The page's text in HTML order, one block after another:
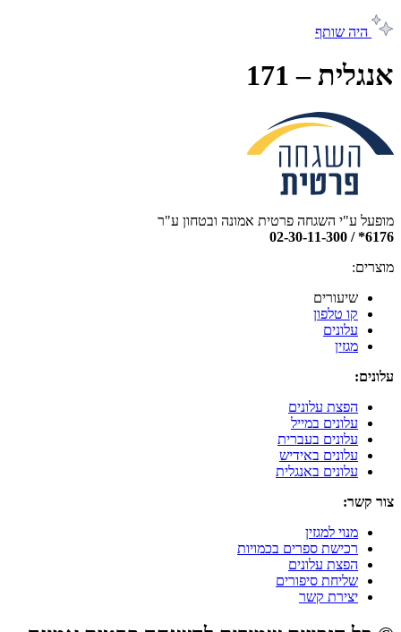
היה שותף
אנגלית – 171
מופעל ע"י השגחה פרטית אמונה ובטחון ע"ר
6176* / 02-30-11-300
מוצרים:
שיעורים
קו טלפון
עלונים
מגזין
עלונים:
הפצת עלונים
עלונים במייל
עלונים בעברית
עלונים באידיש
עלונים באנגלית
צור קשר:
מנוי למגזין
רכישת ספרים בכמויות
הפצת עלונים
שליחת סיפורים
יצירת קשר